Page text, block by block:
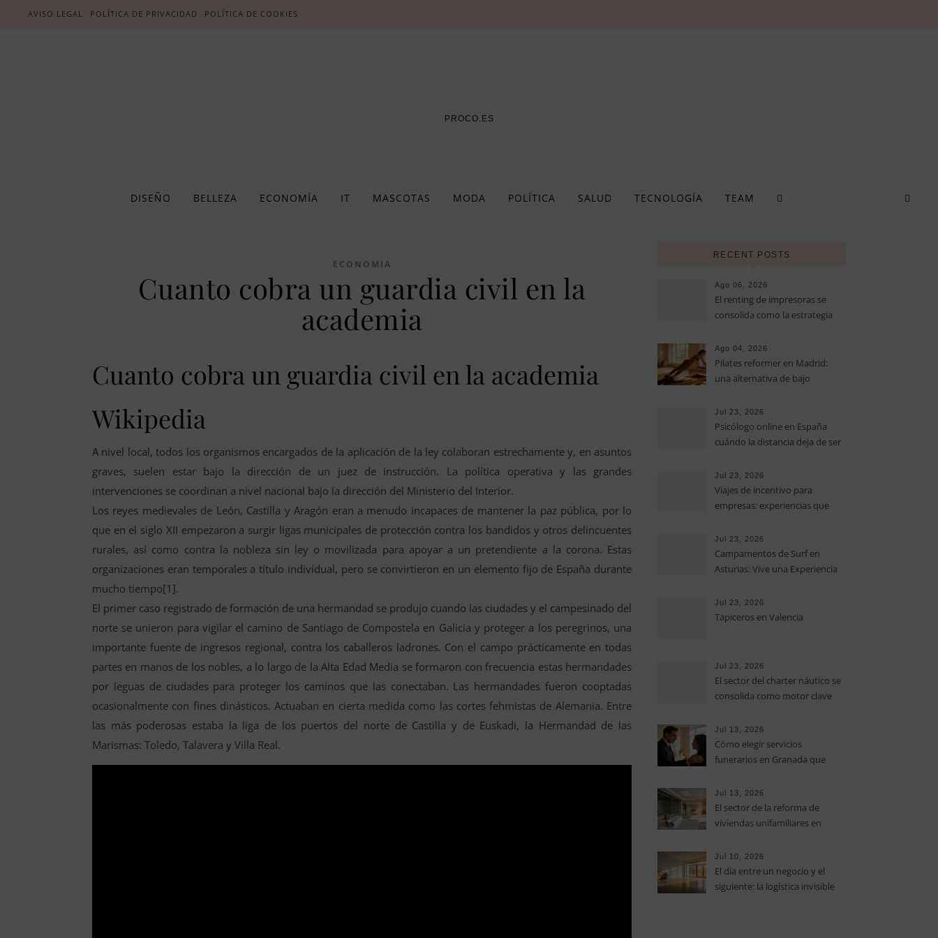
AVISO LEGAL POLÍTICA DE PRIVACIDAD POLÍTICA DE COOKIES
PROCO.ES
DISEÑO BELLEZA ECONOMÍA IT MASCOTAS MODA POLÍTICA SALUD TECNOLOGÍA TEAM
ECONOMIA
Cuanto cobra un guardia civil en la
academia
Cuanto cobra un guardia civil en la academia
Wikipedia
A nivel local, todos los organismos encargados de la aplicación de la ley colaboran estrechamente y, en asuntos
graves, suelen estar bajo la dirección de un juez de instrucción. La política operativa y las grandes
intervenciones se coordinan a nivel nacional bajo la dirección del Ministerio del Interior.
Los reyes medievales de León, Castilla y Aragón eran a menudo incapaces de mantener la paz pública, por lo
que en el siglo XII empezaron a surgir ligas municipales de protección contra los bandidos y otros delincuentes
rurales, así como contra la nobleza sin ley o movilizada para apoyar a un pretendiente a la corona. Estas
organizaciones eran temporales a título individual, pero se convirtieron en un elemento fijo de España durante
mucho tiempo[1].
El primer caso registrado de formación de una hermandad se produjo cuando las ciudades y el campesinado del
norte se unieron para vigilar el camino de Santiago de Compostela en Galicia y proteger a los peregrinos, una
importante fuente de ingresos regional, contra los caballeros ladrones. Con el campo prácticamente en todas
partes en manos de los nobles, a lo largo de la Alta Edad Media se formaron con frecuencia estas hermandades
por leguas de ciudades para proteger los caminos que las conectaban. Las hermandades fueron cooptadas
ocasionalmente con fines dinásticos. Actuaban en cierta medida como las cortes fehmistas de Alemania. Entre
las más poderosas estaba la liga de los puertos del norte de Castilla y de Euskadi, la Hermandad de las
Marismas: Toledo, Talavera y Villa Real.
RECENT POSTS
Ago 06, 2026
El renting de impresoras se
consolida como la estrategia
operativos en las pequeñas y
medianas empresas
Ago 04, 2026
Pilates reformer en Madrid:
una alternativa de bajo
fuerza y movilidad
Jul 23, 2026
Psicólogo online en España
cuándo la distancia deja de ser
terapia
Jul 23, 2026
Viajes de incentivo para
empresas: experiencias que
la oficina
Jul 23, 2026
Campamentos de Surf en
Asturias: Vive una Experiencia
Jul 23, 2026
Tapiceros en Valencia
Jul 23, 2026
El sector del charter náutico se
consolida como motor clave
Islas Baleares
Jul 13, 2026
Cómo elegir servicios
funerarios en Granada que
máxima calidez humana
Jul 13, 2026
El sector de la reforma de
viviendas unifamiliares en
actualización del parque
residencial
Jul 10, 2026
El día entre un negocio y el
siguiente: la logística invisible